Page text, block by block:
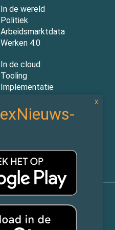
In de wereld
Politiek
Arbeidsmarktdata
Werken 4.0
In de cloud
Tooling
Implementatie
Nieuwsbrief
Privacy Statement